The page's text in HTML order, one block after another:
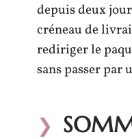
depuis deux
créneau de
rediriger le
sans passer par